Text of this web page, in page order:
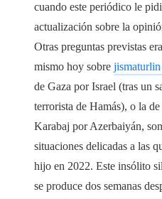
cuando este periódico le
actualización sobre la
Otras preguntas previstas
mismo hoy sobre jismaturlin
de Gaza por Israel (tras un
terrorista de Hamás), o la
Karabaj por Azerbaiyán,
situaciones delicadas a las
hijo en 2022. Este insólito
se produce dos semanas